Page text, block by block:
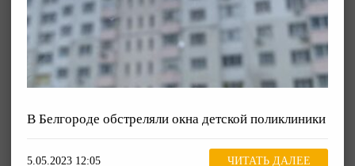
В Белгороде обстреляли окна детской поликлиники
5.05.2023 12:05 ЧИТАТЬ ДАЛЕЕ